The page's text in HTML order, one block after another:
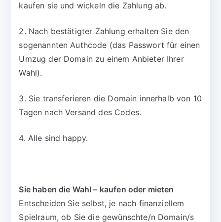
kaufen sie und wickeln die Zahlung ab.
2. Nach bestätigter Zahlung erhalten Sie den
sogenannten Authcode (das Passwort für einen
Umzug der Domain zu einem Anbieter Ihrer
Wahl).
3. Sie transferieren die Domain innerhalb von 10
Tagen nach Versand des Codes.
4. Alle sind happy.
Sie haben die Wahl – kaufen oder mieten
Entscheiden Sie selbst, je nach finanziellem
Spielraum, ob Sie die gewünschte/n Domain/s